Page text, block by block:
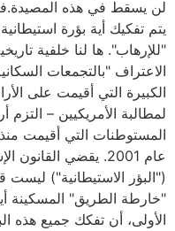
لن يسقط في هذه
يتم تفكيك أية بؤرة
"للإرهاب". ها لنا خلفية
الاعتراف "بالتجمعات
الكبيرة التي أقيمت على
لمطالبة الأمريكيين –
المستوطنات التي أقيمت
عام 2001. يقضي
("البؤر الاستيطانية") ليست
"خارطة الطريق" المسكينة
الأولى، أن تفكك جميع هذه